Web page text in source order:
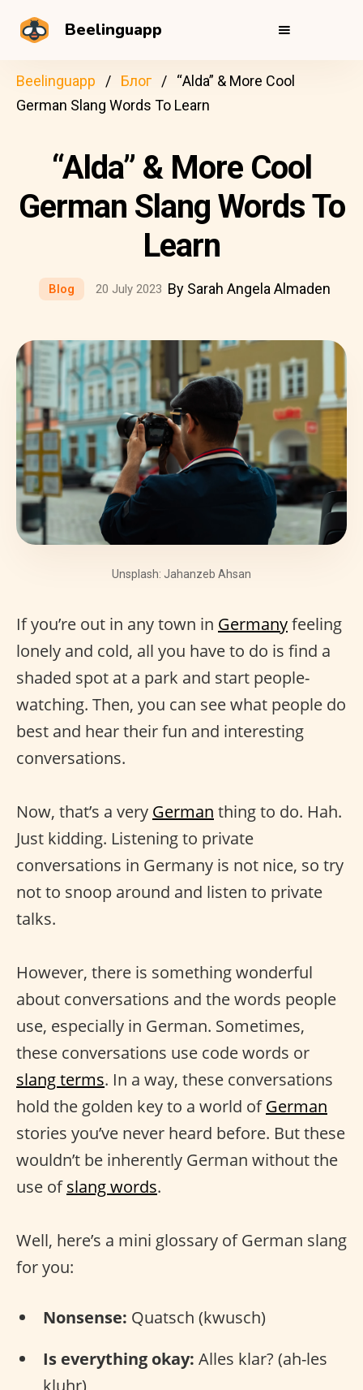
Beelinguapp
Beelinguapp Блог
“Alda” & More Cool
German Slang Words To Learn
“Alda” & More Cool
German Slang Words To
Learn
Blog 20 July 2023 By Sarah Angela Almaden
Unsplash: Jahanzeb Ahsan
If you’re out in any town in Germanyfeeling
lonely and cold, all you have to do is find a
shaded spot at a park and start people-
watching. Then, you can see what people do
best and hear their fun and interesting
conversations.
Now, that’s a very German thing to do. Hah.
Just kidding. Listening to private
conversations in Germany is not nice, so try
not to snoop around and listen to private
talks.
However, there is something wonderful
about conversations and the words people
use, especially in German. Sometimes,
these conversations use code words or
slang terms. In a way, these conversations
hold the golden key to a world ofGerman
stories you’ve never heard before. But these
wouldn’t be inherently German without the
use ofslang words.
Well, here’s a mini glossary of German slang
for you:
Nonsense: Quatsch (kwusch)
Is everything okay: Alles klar? (ah-les
kluhr)